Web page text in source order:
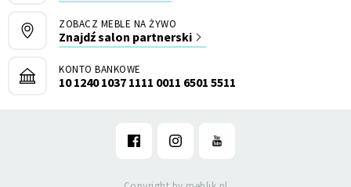
ZOBACZ MEBLE NA ŻYWO
Znajdź salon partnerski
KONTO BANKOWE
10 1240 1037 1111 0011 6501 5511